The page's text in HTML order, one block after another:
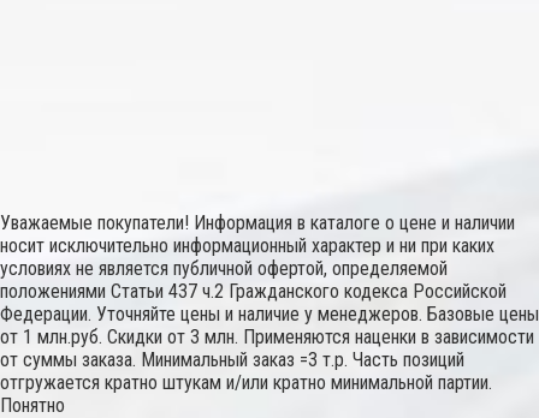
Уважаемые покупатели! Информация в каталоге о цене и наличии
носит исключительно информационный характер и ни при каких
условиях не является публичной офертой, определяемой
положениями Статьи 437 ч.2 Гражданского кодекса Российской
Федерации. Уточняйте цены и наличие у менеджеров. Базовые цены
от 1 млн.руб. Скидки от 3 млн. Применяются наценки в зависимости
от суммы заказа. Минимальный заказ =3 т.р. Часть позиций
отгружается кратно штукам и/или кратно минимальной партии.
Понятно